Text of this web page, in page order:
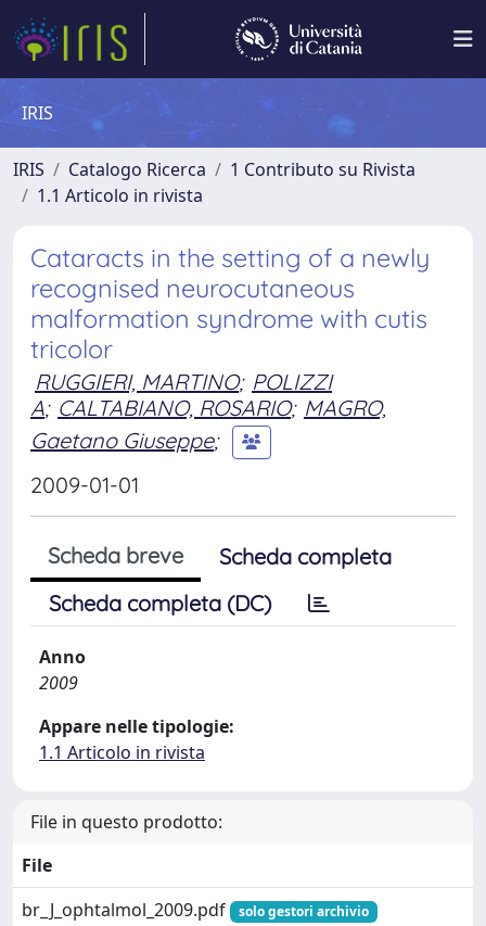
IRIS
IRIS Catalogo Ricerca
1 Contributo su Rivista
1.1 Articolo in rivista
Cataracts in the setting of a newly
recognised neurocutaneous
malformation syndrome with cutis
tricolor
RUGGIERI, MARTINO; POLIZZI
A; CALTABIANO, ROSARIO; MAGRO,
Gaetano Giuseppe;
2009-01-01
Scheda breve
Scheda completa
Scheda completa (DC)
Anno
2009
Appare nelle tipologie:
1.1 Articolo in rivista
File in questo prodotto:
File
br_J_ophtalmol_2009.pdf
solo gestori archivio